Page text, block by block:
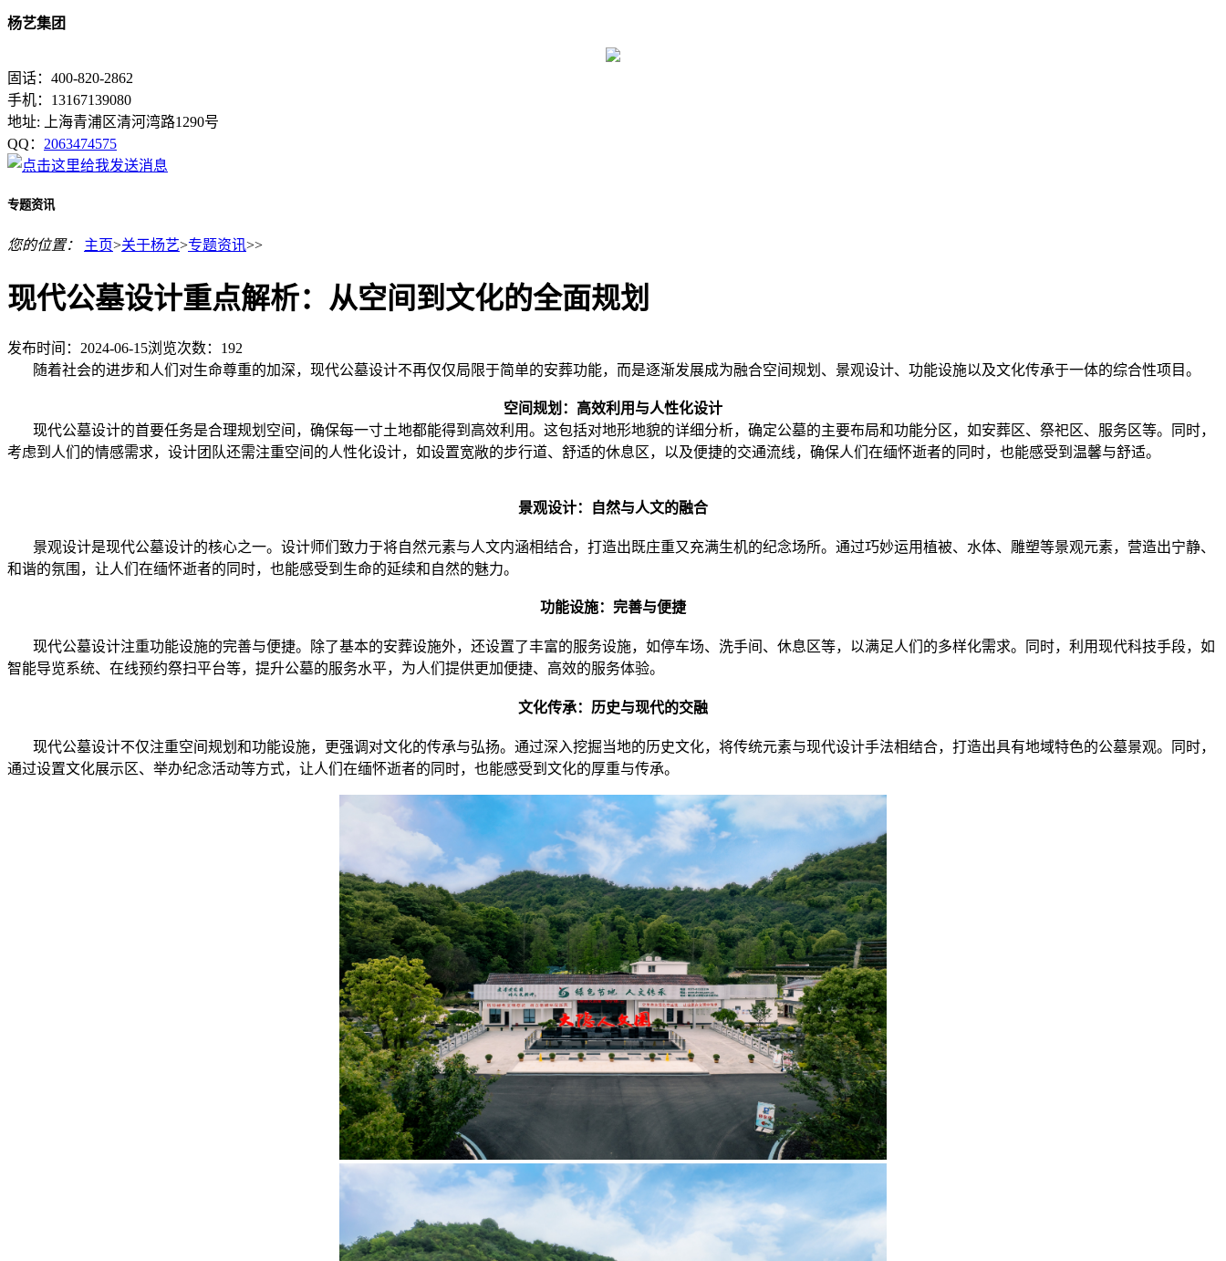
杨艺集团
固话：400-820-2862
手机：13167139080
地址: 上海青浦区清河湾路1290号
QQ： 2063474575
专题资讯
您的位置： 主页>关于杨艺>专题资讯>>
现代公墓设计重点解析：从空间到文化的全面规划
发布时间：2024-06-15浏览次数： 192
随着社会的进步和人们对生命尊重的加深，现代公墓设计不再仅仅局限于简单的安葬功能，而是逐渐发展成为融合空间规划、景观设计、功能设施以及文化传承于一体的综合性项目。
空间规划：高效利用与人性化设计
现代公墓设计的首要任务是合理规划空间，确保每一寸土地都能得到高效利用。这包括对地形地貌的详细分析，确定公墓的主要布局和功能分区，如安葬区、祭祀区、服务区等。同时，
考虑到人们的情感需求，设计团队还需注重空间的人性化设计，如设置宽敞的步行道、舒适的休息区，以及便捷的交通流线，确保人们在缅怀逝者的同时，也能感受到温馨与舒适。
景观设计：自然与人文的融合
景观设计是现代公墓设计的核心之一。设计师们致力于将自然元素与人文内涵相结合，打造出既庄重又充满生机的纪念场所。通过巧妙运用植被、水体、雕塑等景观元素，营造出宁静、
和谐的氛围，让人们在缅怀逝者的同时，也能感受到生命的延续和自然的魅力。
功能设施：完善与便捷
现代公墓设计注重功能设施的完善与便捷。除了基本的安葬设施外，还设置了丰富的服务设施，如停车场、洗手间、休息区等，以满足人们的多样化需求。同时，利用现代科技手段，如
智能导览系统、在线预约祭扫平台等，提升公墓的服务水平，为人们提供更加便捷、高效的服务体验。
文化传承：历史与现代的交融
现代公墓设计不仅注重空间规划和功能设施，更强调对文化的传承与弘扬。通过深入挖掘当地的历史文化，将传统元素与现代设计手法相结合，打造出具有地域特色的公墓景观。同时，
通过设置文化展示区、举办纪念活动等方式，让人们在缅怀逝者的同时，也能感受到文化的厚重与传承。